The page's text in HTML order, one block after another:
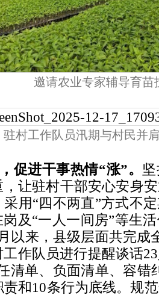
邀请农业专家辅导育苗
驻村工作队员汛期与村民并
促进干事热情“涨”。
让驻村干部安心安身
用“四不两直”方式不
岗及“一人一间房”等生
以来，县级层面共完成
作队员进行提醒谈话
清单、负面清单、容错
责和10条行为底线。规